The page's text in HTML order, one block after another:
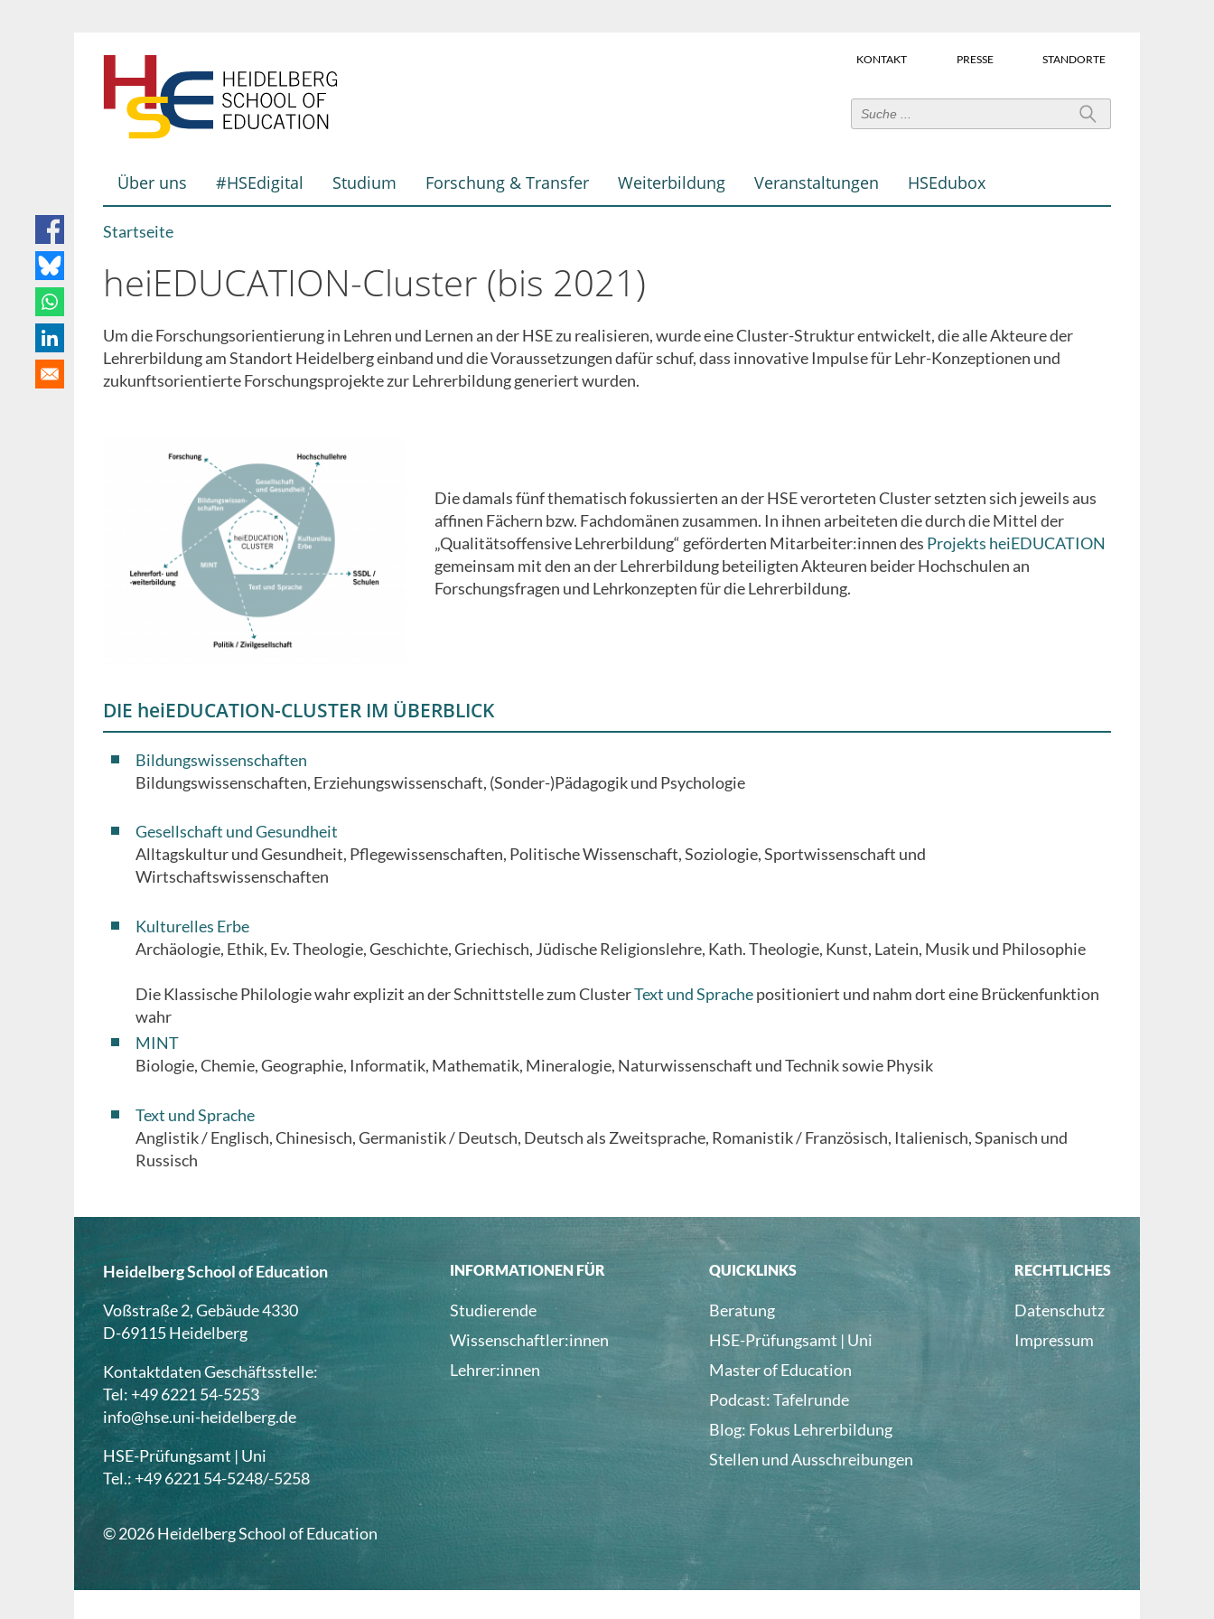
User-
(Über
KONTAKT PRESSE STANDORTE
Hauptnavigation
Über uns #HSEdigital Studium Forschung & Transfer Weiterbildung Veranstaltungen HSEdubox
Breadcrumb
Startseite
heiEDUCATION-Cluster (bis 2021)
Um die Forschungsorientierung in Lehren und Lernen an der HSE zu realisieren, wurde eine Cluster-Struktur entwickelt, die alle Akteure der
Lehrerbildung am Standort Heidelberg einband und die Voraussetzungen dafür schuf, dass innovative Impulse für Lehr-Konzeptionen und
zukunftsorientierte Forschungsprojekte zur Lehrerbildung generiert wurden.
Die damals fünf thematisch fokussierten an der HSE verorteten Cluster setzten sich jeweils aus
affinen Fächern bzw. Fachdomänen zusammen. In ihnen arbeiteten die durch die Mittel der
„Qualitätsoffensive Lehrerbildung“ geförderten Mitarbeiter:innen des Projekts heiEDUCATION
gemeinsam mit den an der Lehrerbildung beteiligten Akteuren beider Hochschulen an
Forschungsfragen und Lehrkonzepten für die Lehrerbildung.
DIE heiEDUCATION-CLUSTER IM ÜBERBLICK
Bildungswissenschaften
Bildungswissenschaften, Erziehungswissenschaft, (Sonder-)Pädagogik und Psychologie
Gesellschaft und Gesundheit
Alltagskultur und Gesundheit, Pflegewissenschaften, Politische Wissenschaft, Soziologie, Sportwissenschaft und
Wirtschaftswissenschaften
Kulturelles Erbe
Archäologie, Ethik, Ev. Theologie, Geschichte, Griechisch, Jüdische Religionslehre, Kath. Theologie, Kunst, Latein, Musik und Philosophie
Die Klassische Philologie wahr explizit an der Schnittstelle zum ClusterText und Sprachepositioniert und nahm dort eine Brückenfunktion
wahr
MINT
Biologie, Chemie, Geographie, Informatik, Mathematik, Mineralogie, Naturwissenschaft und Technik sowie Physik
Text und Sprache
Anglistik / Englisch, Chinesisch, Germanistik / Deutsch, Deutsch als Zweitsprache, Romanistik / Französisch, Italienisch, Spanisch und
Russisch
Heidelberg School of Education
Voßstraße 2, Gebäude 4330
D-69115 Heidelberg
Kontaktdaten Geschäftsstelle:
Tel: +49 6221 54-5253
info@hse.uni-heidelberg.de
HSE-Prüfungsamt | Uni
Tel.: +49 6221 54-5248/-5258
INFORMATIONEN FÜR
Studierende
Wissenschaftler:innen
Lehrer:innen
QUICKLINKS
Beratung
HSE-Prüfungsamt | Uni
Master of Education
Podcast: Tafelrunde
Blog: Fokus Lehrerbildung
Stellen und Ausschreibungen
RECHTLICHES
Datenschutz
Impressum
© 2026 Heidelberg School of Education